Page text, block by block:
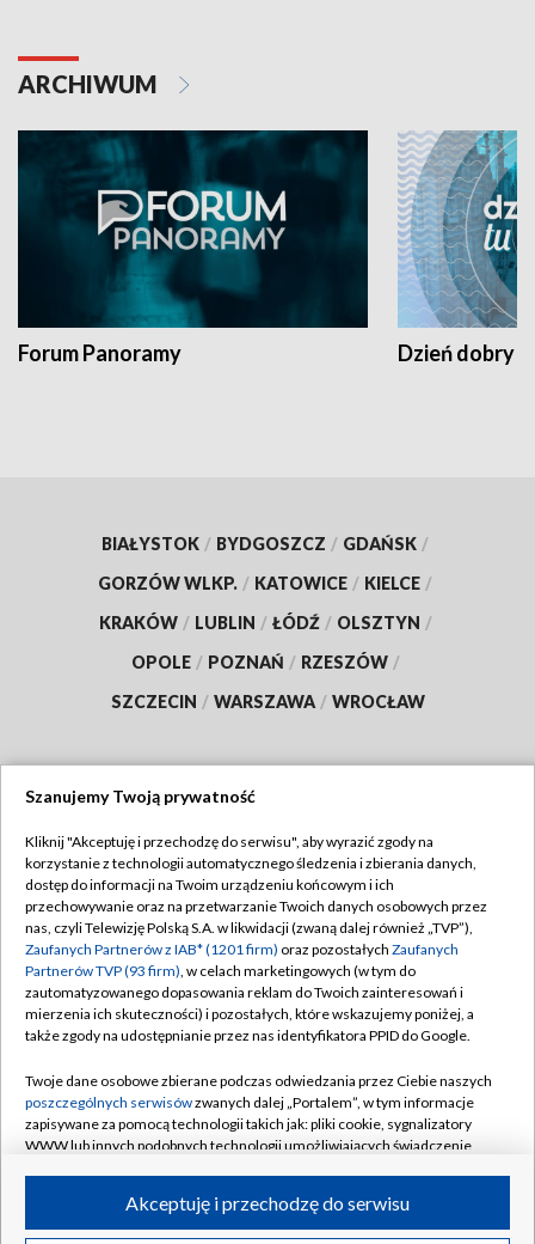
ARCHIWUM
Forum Panoramy Dzień dobry
BIAŁYSTOK / BYDGOSZCZ / GDAŃSK /
GORZÓW WLKP. / KATOWICE / KIELCE /
KRAKÓW / LUBLIN / ŁÓDŹ / OLSZTYN /
OPOLE / POZNAŃ / RZESZÓW /
SZCZECIN / WARSZAWA / WROCŁAW
TVP
Abonament TVP
Emisja w TVP
Centrum informacji TVP
Naziemna Telewizja Cyfrowa
Rada Programowa
System NOS
Informacje o nadawcy
Program dla prasy
Regulamin TVP
Polityka prywatności
Moje zgody
Pomoc
Kontakt
Kanały
©2026 Telewizja Polska S.A. w likwidacji
Szanujemy Twoją prywatność
Kliknij "Akceptuję i przechodzę do serwisu", aby wyrazić zgody na
korzystanie z technologii automatycznego śledzenia i zbierania danych,
dostęp do informacji na Twoim urządzeniu końcowym i ich
przechowywanie oraz na przetwarzanie Twoich danych osobowych przez
nas, czyli Telewizję Polską S.A. w likwidacji (zwaną dalej również „TVP”),
Zaufanych Partnerów z IAB* (1201 firm) oraz pozostałych Zaufanych
Partnerów TVP (93 firm), w celach marketingowych (w tym do
zautomatyzowanego dopasowania reklam do Twoich zainteresowań i
mierzenia ich skuteczności) i pozostałych, które wskazujemy poniżej, a
także zgody na udostępnianie przez nas identyfikatora PPID do Google.
Twoje dane osobowe zbierane podczas odwiedzania przez Ciebie naszych
poszczególnych serwisówzwanych dalej „Portalem”, w tym informacje
zapisywane za pomocą technologii takich jak: pliki cookie, sygnalizatory
WWW lub innych podobnych technologii umożliwiających świadczenie
ruchu w Internecie.Akceptuję i przechodzę do serwisu